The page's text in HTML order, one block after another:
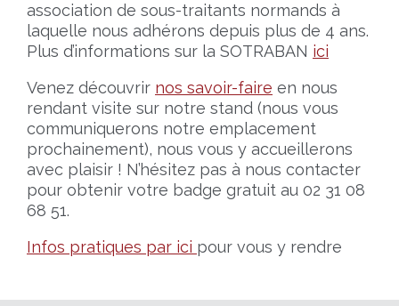
association de sous-traitants normands à
laquelle nous adhérons depuis plus de 4 ans.
Plus d’informations sur la SOTRABAN ici
Venez découvrir nos savoir-faire en nous
rendant visite sur notre stand (nous vous
communiquerons notre emplacement
prochainement), nous vous y accueillerons
avec plaisir ! N’hésitez pas à nous contacter
pour obtenir votre badge gratuit au 02 31 08
68 51.
Infos pratiques par ici pour vous y rendre